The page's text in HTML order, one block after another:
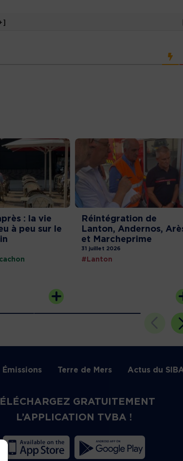
: la vie
à peu sur le
Réintégration de
Lanton, Andernos,
et Marcheprime
31 juillet 2026
#Lanton
Émissions Terre de Mers Actus du
GRATUITEMENT
L’APPLICATION TVBA !